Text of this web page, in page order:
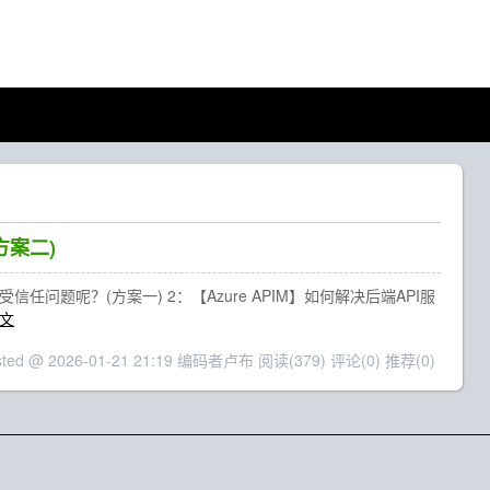
案二)
任问题呢？(方案一) 2：【Azure APIM】如何解决后端API服
@ 2026-01-21 21:19 编码者卢布 阅读(379) 评论(0) 推荐(0)